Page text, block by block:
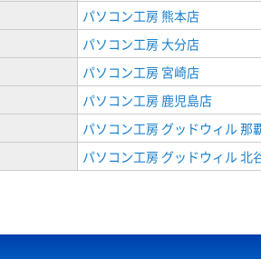
パソコン工房 熊本店
パソコン工房 大分店
パソコン工房 宮崎店
パソコン工房 鹿児島店
パソコン工房 グッドウィル 那
パソコン工房 グッドウィル 北